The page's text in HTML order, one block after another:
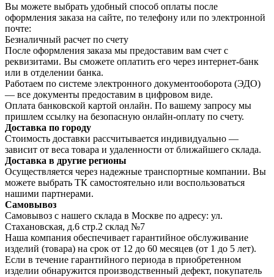
Вы можете выбрать удобный способ оплаты после
оформления заказа на сайте, по телефону или по электронной
почте:
Безналичный расчет по счету
После оформления заказа мы предоставим вам счет с
реквизитами. Вы сможете оплатить его через интернет-банк
или в отделении банка.
Работаем по системе электронного документооборота (ЭДО)
— все документы предоставим в цифровом виде.
Оплата банковской картой онлайн. По вашему запросу мы
пришлем ссылку на безопасную онлайн-оплату по счету.
Доставка по городу
Стоимость доставки рассчитывается индивидуально —
зависит от веса товара и удаленности от ближайшего склада.
Доставка в другие регионы
Осуществляется через надежные транспортные компании. Вы
можете выбрать ТК самостоятельно или воспользоваться
нашими партнерами.
Самовывоз
Самовывоз с нашего склада в Москве по адресу: ул.
Стахановская, д.6 стр.2 склад №7
Наша компания обеспечивает гарантийное обслуживание
изделий (товара) на срок от 12 до 60 месяцев (от 1 до 5 лет).
Если в течение гарантийного периода в приобретенном
изделии обнаружится производственный дефект, покупатель